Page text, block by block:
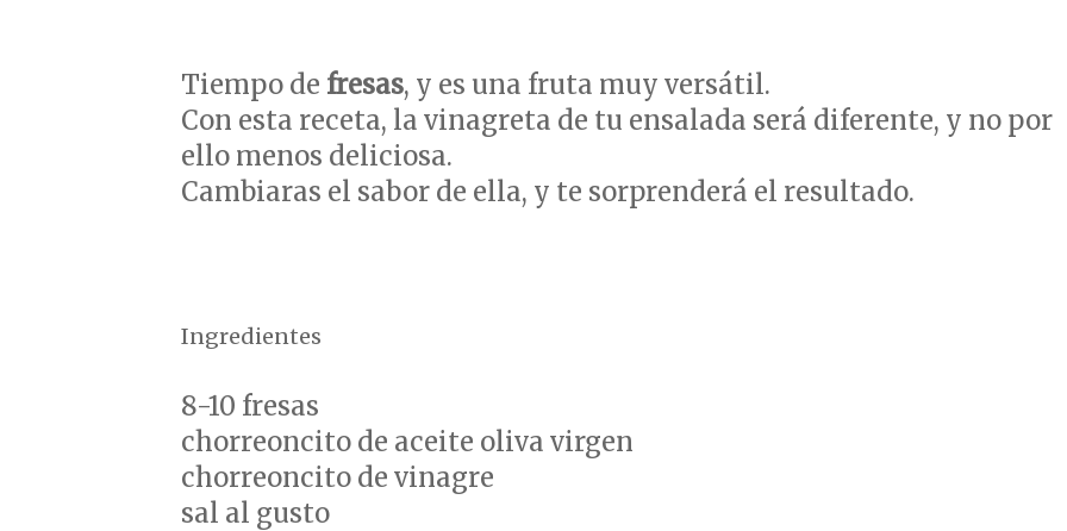
Tiempo de fresas, y es una fruta muy versátil.
Con esta receta, la vinagreta de tu ensalada será diferente, y no por
ello menos deliciosa.
Cambiaras el sabor de ella, y te sorprenderá el resultado.
Ingredientes
8-10 fresas
chorreoncito de aceite oliva virgen
chorreoncito de vinagre
sal al gusto